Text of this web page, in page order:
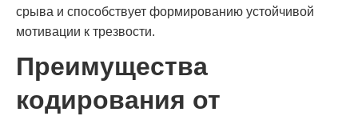
срыва и способствует формированию устойчивой
мотивации к трезвости.
Преимущества
кодирования от